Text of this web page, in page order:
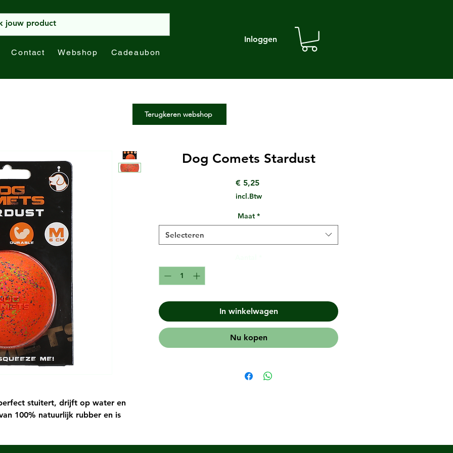
Contact Webshop Cadeaubon
Inloggen
stuitert, drijft op water en
100% natuurlijk rubber en is
Dog Comets Stardust
€ 5,25Prijs
incl.Btw
Maat *
Selecteren
In winkelwagen
Nu kopen
Terugkeren webshop